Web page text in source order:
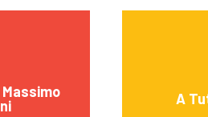
A